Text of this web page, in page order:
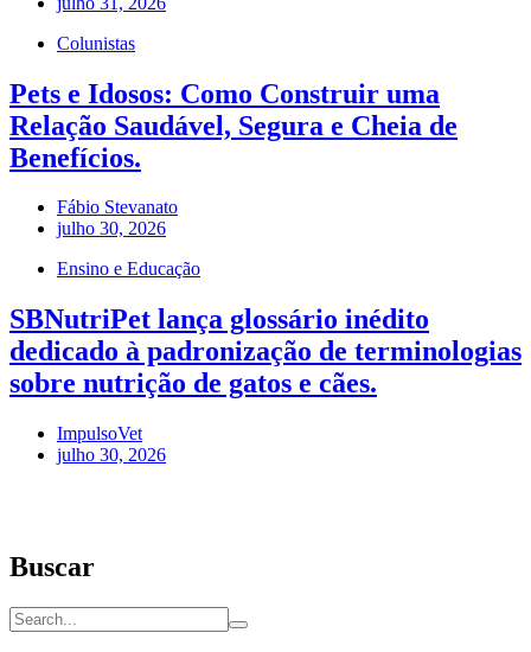
Colunistas
Pets e Idosos: Como Construir uma
Relação Saudável, Segura e Cheia de
Benefícios.
Fábio Stevanato
julho 30, 2026
Ensino e Educação
SBNutriPet lança glossário inédito
dedicado à padronização de terminologias
sobre nutrição de gatos e cães.
ImpulsoVet
julho 30, 2026
Buscar